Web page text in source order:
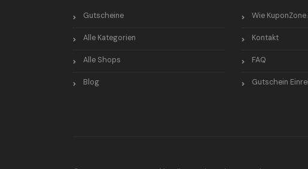
Gutscheine
Alle Kategorien
Alle Shops
Blog
Wie
Kontakt
FAQ
Gutschein